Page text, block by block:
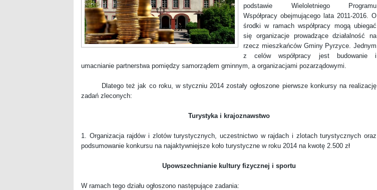
podstawie Wieloletniego Programu
Współpracy obejmującego lata 2011-2016. O
środki w ramach współpracy mogą ubiegać
się organizacje prowadzące działalność na
rzecz mieszkańców Gminy Pyrzyce. Jednym
z celów współpracy jest budowanie i
umacnianie partnerstwa pomiędzy samorządem gminnym, a organizacjami pozarządowymi.
Dlatego też jak co roku, w styczniu 2014 zostały ogłoszone pierwsze konkursy na realizację
zadań zleconych:
Turystyka i krajoznawstwo
1. Organizacja rajdów i zlotów turystycznych, uczestnictwo w rajdach i zlotach turystycznych oraz
podsumowanie konkursu na najaktywniejsze koło turystyczne w roku 2014 na kwotę 2.500 zł
Upowszechnianie kultury fizycznej i sportu
W ramach tego działu ogłoszono następujące zadania: